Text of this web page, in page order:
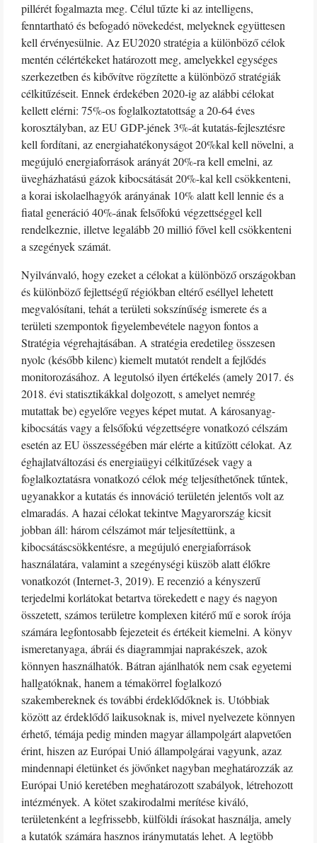
pillérét fogalmazta meg. Célul tűzte ki az intelligens,
fenntartható és befogadó növekedést, melyeknek együttesen
kell érvényesülnie. Az EU2020 stratégia a különböző célok
mentén célértékeket határozott meg, amelyekkel egységes
szerkezetben és kibővítve rögzítette a különböző stratégiák
célkitűzéseit. Ennek érdekében 2020-ig az alábbi célokat
kellett elérni: 75%-os foglalkoztatottság a 20-64 éves
korosztályban, az EU GDP-jének 3%-át kutatás-fejlesztésre
kell fordítani, az energiahatékonyságot 20%kal kell növelni, a
megújuló energiaforrások arányát 20%-ra kell emelni, az
üvegházhatású gázok kibocsátását 20%-kal kell csökkenteni,
a korai iskolaelhagyók arányának 10% alatt kell lennie és a
fiatal generáció 40%-ának felsőfokú végzettséggel kell
rendelkeznie, illetve legalább 20 millió fővel kell csökkenteni
a szegények számát.
Nyilvánvaló, hogy ezeket a célokat a különböző országokban
és különböző fejlettségű régiókban eltérő eséllyel lehetett
megvalósítani, tehát a területi sokszínűség ismerete és a
területi szempontok figyelembevétele nagyon fontos a
Stratégia végrehajtásában. A stratégia eredetileg összesen
nyolc (később kilenc) kiemelt mutatót rendelt a fejlődés
monitorozásához. A legutolsó ilyen értékelés (amely 2017. és
2018. évi statisztikákkal dolgozott, s amelyet nemrég
mutattak be) egyelőre vegyes képet mutat. A károsanyag-
kibocsátás vagy a felsőfokú végzettségre vonatkozó célszám
esetén az EU összességében már elérte a kitűzött célokat. Az
éghajlatváltozási és energiaügyi célkitűzések vagy a
foglalkoztatásra vonatkozó célok még teljesíthetőnek tűntek,
ugyanakkor a kutatás és innováció területén jelentős volt az
elmaradás. A hazai célokat tekintve Magyarország kicsit
jobban áll: három célszámot már teljesítettünk, a
kibocsátáscsökkentésre, a megújuló energiaforrások
használatára, valamint a szegénységi küszöb alatt élőkre
vonatkozót (Internet-3, 2019). E recenzió a kényszerű
terjedelmi korlátokat betartva törekedett e nagy és nagyon
összetett, számos területre komplexen kitérő mű e sorok írója
számára legfontosabb fejezeteit és értékeit kiemelni. A könyv
ismeretanyaga, ábrái és diagrammjai naprakészek, azok
könnyen használhatók. Bátran ajánlhatók nem csak egyetemi
hallgatóknak, hanem a témakörrel foglalkozó
szakembereknek és további érdeklődőknek is. Utóbbiak
között az érdeklődő laikusoknak is, mivel nyelvezete könnyen
érhető, témája pedig minden magyar állampolgárt alapvetően
érint, hiszen az Európai Unió állampolgárai vagyunk, azaz
mindennapi életünket és jövőnket nagyban meghatározzák az
Európai Unió keretében meghatározott szabályok, létrehozott
intézmények. A kötet szakirodalmi merítése kiváló,
területenként a legfrissebb, külföldi írásokat használja, amely
a kutatók számára hasznos iránymutatás lehet. A legtöbb